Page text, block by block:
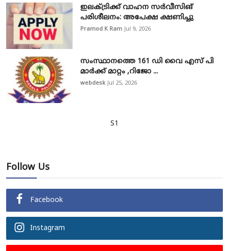
ഇലക്ട്രിക്ക് വാഹന സർവീസിങ്
പരിശീലനം: അപേക്ഷ ക്ഷണിച്ചു
Pramod K Ram Jul 9, 2026
സംസ്ഥാനത്തെ 161 ഡി വൈ എസ് പി
മാർക്ക് മാറ്റം ,റിജോ ...
webdesk Jul 25, 2026
S1
Follow Us
Facebook
Instagram